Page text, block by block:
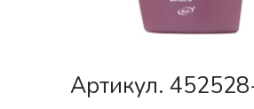
Артикул.